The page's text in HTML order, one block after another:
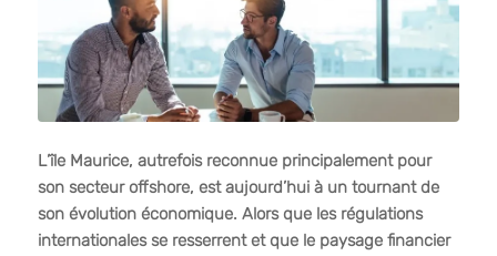
L’île Maurice, autrefois reconnue principalement pour
son secteur offshore, est aujourd’hui à un tournant de
son évolution économique. Alors que les régulations
internationales se resserrent et que le paysage financier